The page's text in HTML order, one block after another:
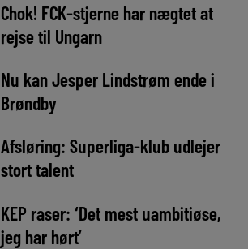
Chok! FCK-stjerne har nægtet at
rejse til Ungarn
Nu kan Jesper Lindstrøm ende i
Brøndby
Afsløring: Superliga-klub udlejer
stort talent
KEP raser: ‘Det mest uambitiøse,
jeg har hørt’